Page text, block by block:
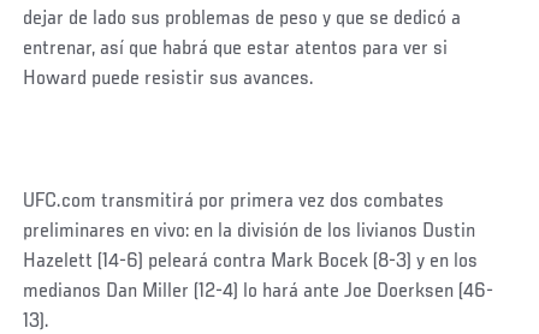
dejar de lado sus problemas de peso y que se dedicó a
entrenar, así que habrá que estar atentos para ver si
Howard puede resistir sus avances.
UFC.com transmitirá por primera vez dos combates
preliminares en vivo: en la división de los livianos Dustin
Hazelett (14-6) peleará contra Mark Bocek (8-3) y en los
medianos Dan Miller (12-4) lo hará ante Joe Doerksen (46-
13).